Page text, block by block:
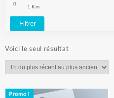
0 1 Km
Filtrer
Voici le seul résultat
Promo !